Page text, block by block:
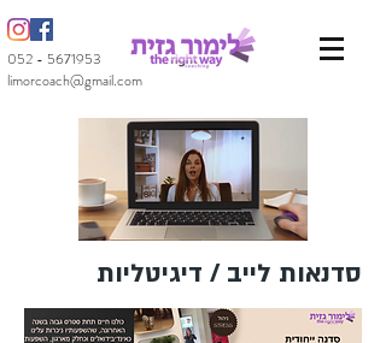
052 - 5671953
limorcoach@gmail.com
סדנאות לייב / דיגיטליות